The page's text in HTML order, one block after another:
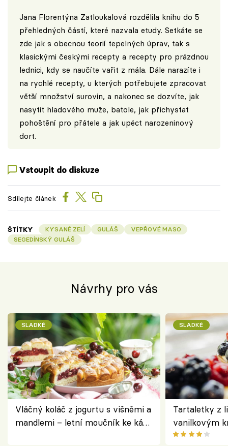
Jana Florentýna Zatloukalová rozdělila knihu do 5
přehledných částí, které nazvala etudy. Setkáte se
zde jak s obecnou teorií tepelných úprav, tak s
klasickými českými recepty a recepty pro prázdnou
lednici, kdy se naučíte vařit z mála. Dále narazíte i
na rychlé recepty, u kterých potřebujete zpracovat
větší množství surovin, a nakonec se dozvíte, jak
nasytit hladového muže, batole, jak přichystat
pohoštění pro přátele a jak upéct narozeninový
dort.
Vstoupit do diskuze
Sdílejte článek
ŠTÍTKY KYSANÉ ZELÍ GULÁŠ
VEPŘOVÉ MASO
SEGEDÍNSKÝ GULÁŠ
Návrhy pro vás
SLADKÉ
Vláčný koláč z jogurtu s višněmi a
mandlemi – letní moučník ke kávě
SLADKÉ
Tartaletky z
vanilkovým
ovocem